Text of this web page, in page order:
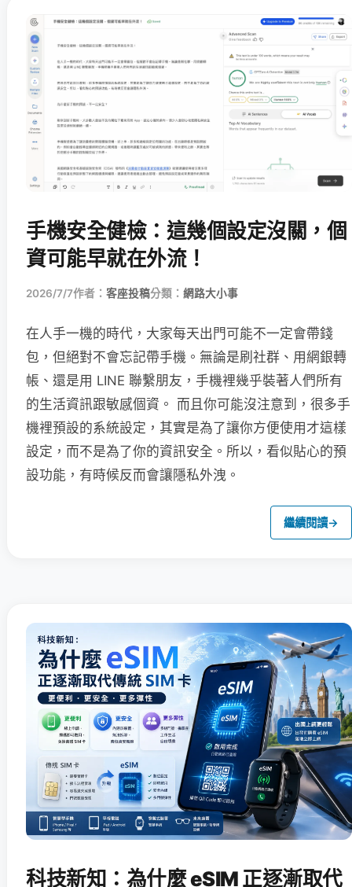
手機安全健檢：這幾個設定沒關，個
資可能早就在外流！
2026/7/7作者： 客座投稿分類： 網路大小事
在人手一機的時代，大家每天出門可能不一定會帶錢
包，但絕對不會忘記帶手機。無論是刷社群、用網銀轉
帳、還是用 LINE 聯繫朋友，手機裡幾乎裝著人們所有
的生活資訊跟敏感個資。 而且你可能沒注意到，很多手
機裡預設的系統設定，其實是為了讓你方便使用才這樣
設定，而不是為了你的資訊安全。所以，看似貼心的預
設功能，有時候反而會讓隱私外洩。
繼續閱讀→
科技新知：為什麼 eSIM 正逐漸取代